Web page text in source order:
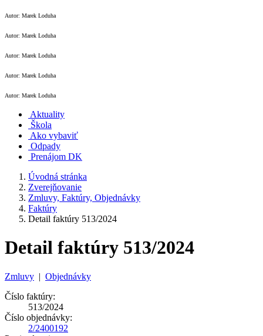
Autor: Marek Loduha
Autor: Marek Loduha
Autor: Marek Loduha
Autor: Marek Loduha
Autor: Marek Loduha
Aktuality
Škola
Ako vybaviť
Odpady
Prenájom DK
Úvodná stránka
Zverejňovanie
Zmluvy, Faktúry, Objednávky
Faktúry
Detail faktúry 513/2024
Detail faktúry 513/2024
Zmluvy | Objednávky
Číslo faktúry:
513/2024
Číslo objednávky:
2/2400192